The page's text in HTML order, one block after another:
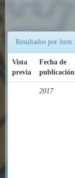
Resultados por ítem:
Vista
previa
Fecha de
publicación
2017